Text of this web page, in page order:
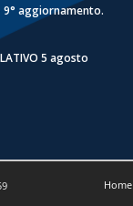
aggiornamento.
5 agosto
Home